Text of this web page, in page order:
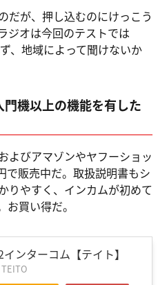
だが、押し込むのにけっこう
ジオは今回のテストでは
、地域によって聞けないか
機以上の機能を有した
よびアマゾンやヤフーショッ
で販売中だ。取扱説明書もシ
りやすく、インカムが初めて
買い得だ。
インターコム【テイト】
TEITO